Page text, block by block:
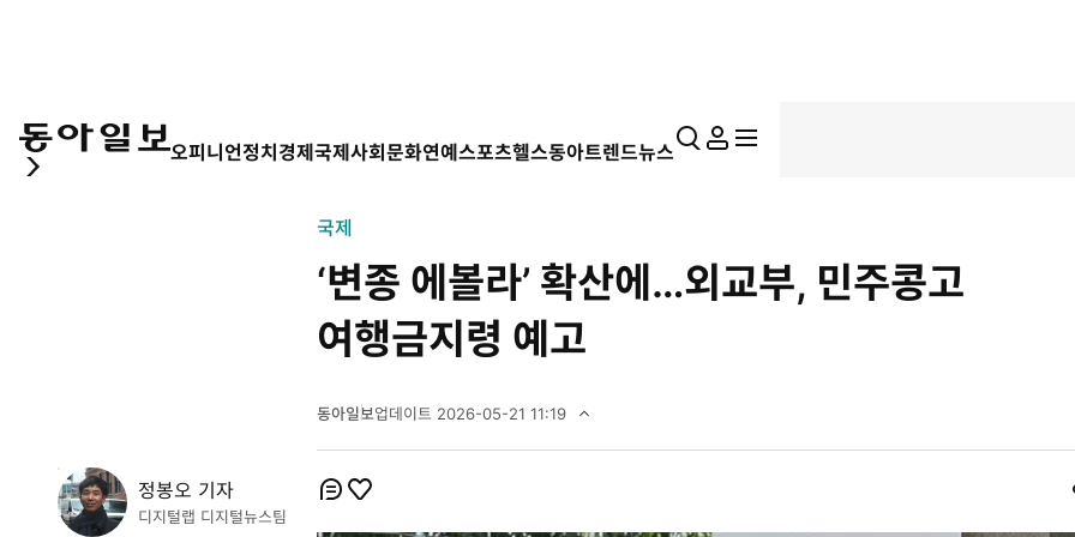
오피니언정치경제국제사회문화연예스포츠헬스동아트렌드뉴스 통 마
지
전
펼
치
국제
‘변종 에볼라’ 확산에…외교부, 민주콩고
여행금지령 예고
동아일보업데이트 2026-05-21 11:19
개
정봉오 기자
디지털랩 디지털뉴스팀